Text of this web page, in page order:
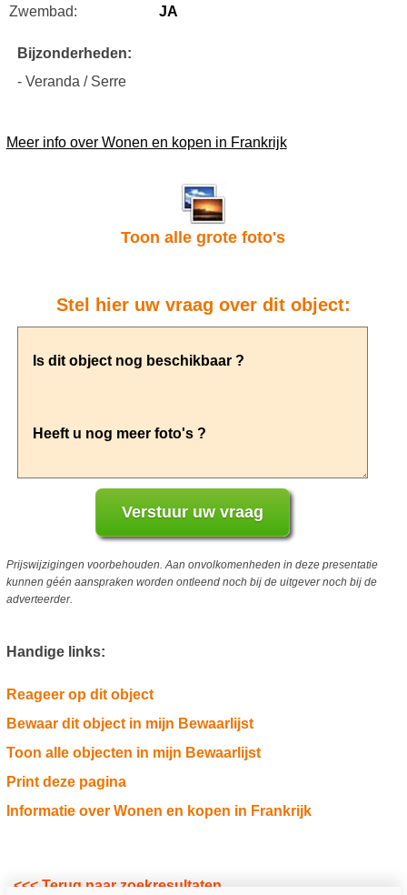
Zwembad:
JA
Bijzonderheden:
- Veranda / Serre
Meer info over Wonen en kopen in Frankrijk
Toon alle grote foto's
Stel hier uw vraag over dit object:
Prijswijzigingen voorbehouden. Aan onvolkomenheden in deze presentatie
kunnen géén aanspraken worden ontleend noch bij de uitgever noch bij de
adverteerder.
Handige links:
Reageer op dit object
Bewaar dit object in mijn Bewaarlijst
Toon alle objecten in mijn Bewaarlijst
Print deze pagina
Informatie over Wonen en kopen in Frankrijk
<<< Terug naar zoekresultaten